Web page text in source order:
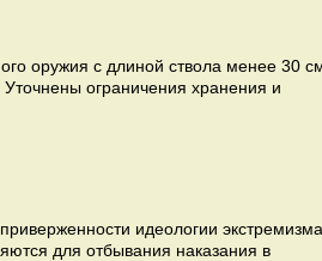
оружия с длиной ствола менее 30
ограничения хранения и
идеологии
для отбывания наказания в